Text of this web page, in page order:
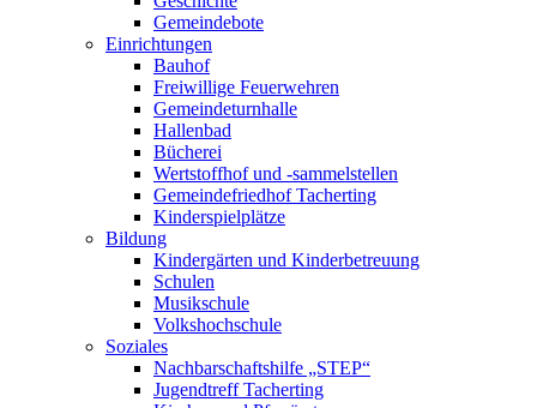
Gemeindebote
Einrichtungen
Bauhof
Freiwillige Feuerwehren
Gemeindeturnhalle
Hallenbad
Bücherei
Wertstoffhof und -sammelstellen
Gemeindefriedhof Tacherting
Kinderspielplätze
Bildung
Kindergärten und Kinderbetreuung
Schulen
Musikschule
Volkshochschule
Soziales
Nachbarschaftshilfe „STEP“
Jugendtreff Tacherting